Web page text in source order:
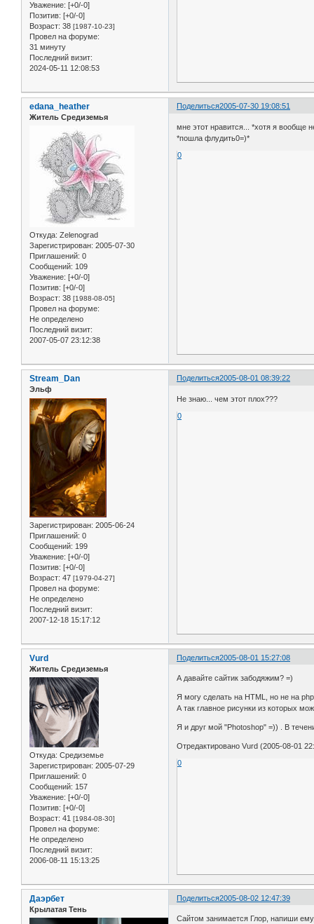
Уважение: [+0/-0]
Позитив: [+0/-0]
Возраст: 38 [1987-10-23]
Провел на форуме:
31 минуту
Последний визит:
2024-05-11 12:08:53
Поделиться2005-07-30 19:08:51
edana_heather
Житель Средиземья
Откуда: Zelenograd
Зарегистрирован: 2005-07-30
Приглашений: 0
Сообщений: 109
Уважение: [+0/-0]
Позитив: [+0/-0]
Возраст: 38 [1988-08-05]
Провел на форуме:
Не определено
Последний визит:
2007-05-07 23:12:38
мне этот нравится... *хотя я вообще
*пошла флудить0=)*
0
Поделиться2005-08-01 08:39:22
Stream_Dan
Эльф
Зарегистрирован: 2005-06-24
Приглашений: 0
Сообщений: 199
Уважение: [+0/-0]
Позитив: [+0/-0]
Возраст: 47 [1979-04-27]
Провел на форуме:
Не определено
Последний визит:
2007-12-18 15:17:12
Не знаю... чем этот плох???
0
Поделиться2005-08-01 15:27:08
Vurd
Житель Средиземья
Откуда: Средиземье
Зарегистрирован: 2005-07-29
Приглашений: 0
Сообщений: 157
Уважение: [+0/-0]
Позитив: [+0/-0]
Возраст: 41 [1984-08-30]
Провел на форуме:
Не определено
Последний визит:
2006-08-11 15:13:25
А давайте сайтик забодяжим? =)
Я могу сделать на HTML, но не на
А так главное рисунки из которых
Я и друг мой "Photoshop" =)) . В
Отредактировано Vurd (2005-08-01
0
Поделиться2005-08-02 12:47:39
Даэрбет
Крылатая Тень
Сайтом занимается Глор, напиши